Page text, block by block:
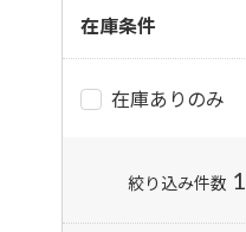
在庫条件
在庫ありのみ
絞り込み件数 1